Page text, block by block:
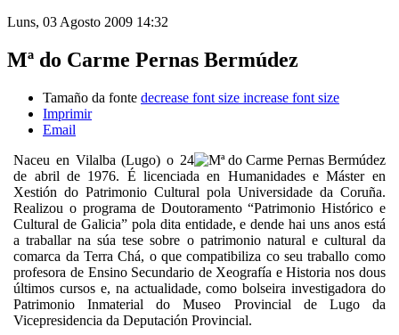
Luns, 03 Agosto 2009 14:32
Mª do Carme Pernas Bermúdez
Tamaño da fonte decrease font size increase font size
Imprimir
Email
Naceu en Vilalba (Lugo) o 24
de abril de 1976. É licenciada en Humanidades e Máster en
Xestión do Patrimonio Cultural pola Universidade da Coruña.
Realizou o programa de Doutoramento “Patrimonio Histórico e
Cultural de Galicia” pola dita entidade, e dende hai uns anos está
a traballar na súa tese sobre o patrimonio natural e cultural da
comarca da Terra Chá, o que compatibiliza co seu traballo como
profesora de Ensino Secundario de Xeografía e Historia nos dous
últimos cursos e, na actualidade, como bolseira investigadora do
Patrimonio Inmaterial do Museo Provincial de Lugo da
Vicepresidencia da Deputación Provincial.